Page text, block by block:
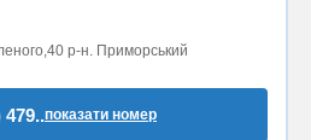
р-н. Приморський
479..показати номер